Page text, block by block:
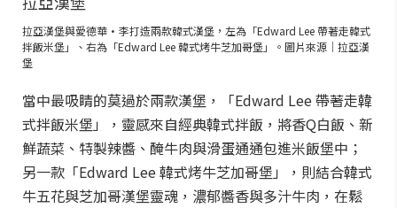
拉亞漢堡與愛德華·李打造兩款韓式漢堡，左為「Edward Lee 帶著走韓式
拌飯米堡」、右為「Edward Lee 韓式烤牛芝加哥堡」。圖片來源｜拉亞漢
堡
當中最吸睛的莫過於兩款漢堡，「Edward Lee 帶著走韓
式拌飯米堡」，靈感來自經典韓式拌飯，將香Q白飯、新
鮮蔬菜、特製辣醬、醃牛肉與滑蛋通通包進米飯堡中；
另一款「Edward Lee 韓式烤牛芝加哥堡」，則結合韓式
牛五花與芝加哥漢堡靈魂，濃郁醬香與多汁牛肉，在鬆